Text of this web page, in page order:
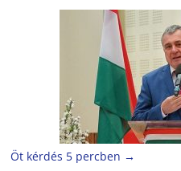
Öt kérdés 5 percben →